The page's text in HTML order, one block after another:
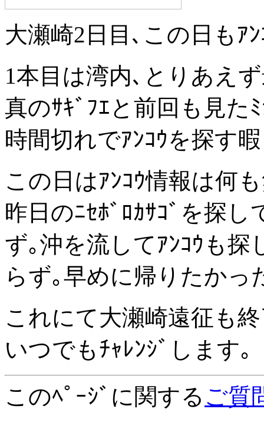
大瀬崎2日目､この日もｱ
1本目は湾内､とりあえ
真のｻｷﾞﾌｴと前回も見た
時間切れでｱﾝｺｳを探す
この日はｱﾝｺｳ情報は何
昨日のﾆｾﾎﾞﾛｶｻｺﾞを探
ず｡沖を流してｱﾝｺｳも
らず｡早めに帰りたかっ
これにて大瀬崎遠征も
いつでもﾁｬﾚﾝｼﾞします｡
このﾍﾟｰｼﾞに関する ご質